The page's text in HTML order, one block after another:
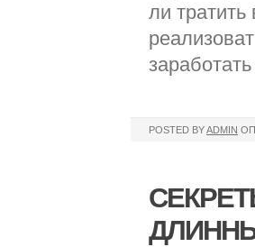
ли тратить
POSTED BYADMIN